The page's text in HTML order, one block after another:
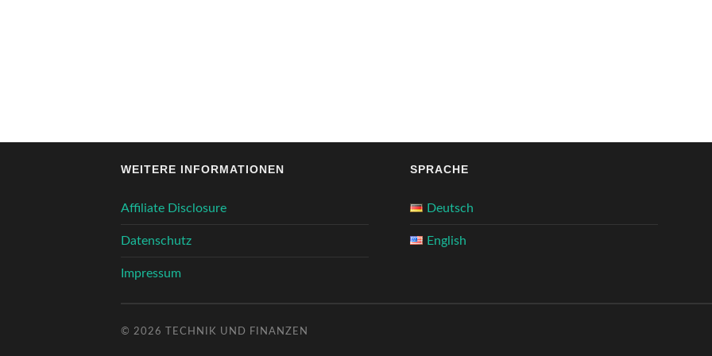
WEITERE INFORMATIONEN
Affiliate Disclosure
Datenschutz
Impressum
SPRACHE
Deutsch
English
© 2026 TECHNIK UND FINANZEN